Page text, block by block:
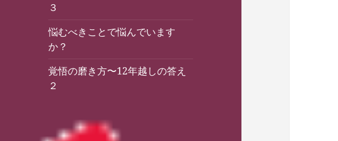
３
悩むべきことで悩んでいます
か？
覚悟の磨き方〜12年越しの答え
２